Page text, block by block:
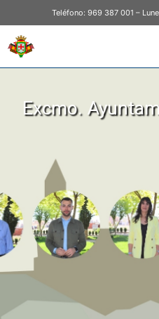
Teléfono: 969 387 001 –
Excmo.